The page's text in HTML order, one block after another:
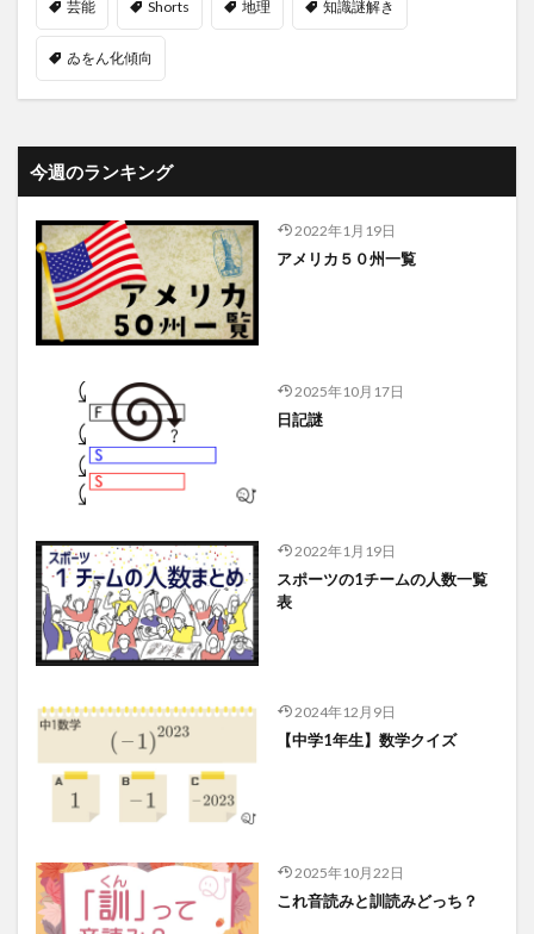
芸能 Shorts 地理 知識謎解き
ゐをん化傾向
今週のランキング
2022年1月19日
アメリカ５０州一覧
2025年10月17日
日記謎
2022年1月19日
スポーツの1チームの人数一覧
表
2024年12月9日
【中学1年生】数学クイズ
2025年10月22日
これ音読みと訓読みどっち？